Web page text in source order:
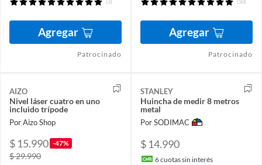
(3)
Agregar
Patrocinado
(50)
Agregar
Patrocinado
AIZO
Nivel láser cuatro en uno
incluido trípode
Por Aizo Shop
$ 15.990 -47%
$ 29.990
STANLEY
Huincha de medir 8 metros
metal
Por SODIMAC
$ 14.990
6cuotas sin interés